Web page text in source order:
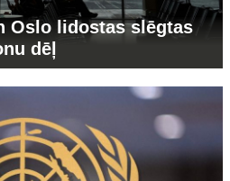
Oslo lidostas slēgtas
dēļ